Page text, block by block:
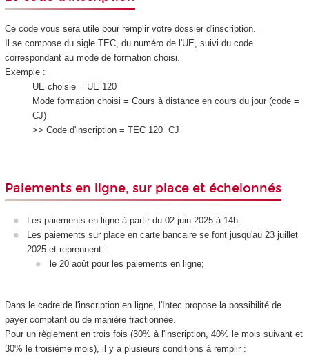
Ce code vous sera utile pour remplir votre dossier d'inscription.
Il se compose du sigle TEC, du numéro de l'UE, suivi du code
correspondant au mode de formation choisi.
Exemple :
UE choisie = UE 120
Mode formation choisi = Cours à distance en cours du jour (code =
CJ)
>> Code d'inscription = TEC 120 CJ
Paiements en ligne, sur place et échelonnés
Les paiements en ligne à partir du 02 juin 2025 à 14h.
Les paiements sur place en carte bancaire se font jusqu'au 23 juillet
2025 et reprennent :
le 20 août pour les paiements en ligne;
Dans le cadre de l'inscription en ligne, l'Intec propose la possibilité de
payer comptant ou de manière fractionnée.
Pour un règlement en trois fois (30% à l'inscription, 40% le mois suivant et
30% le troisième mois), il y a plusieurs conditions à remplir :